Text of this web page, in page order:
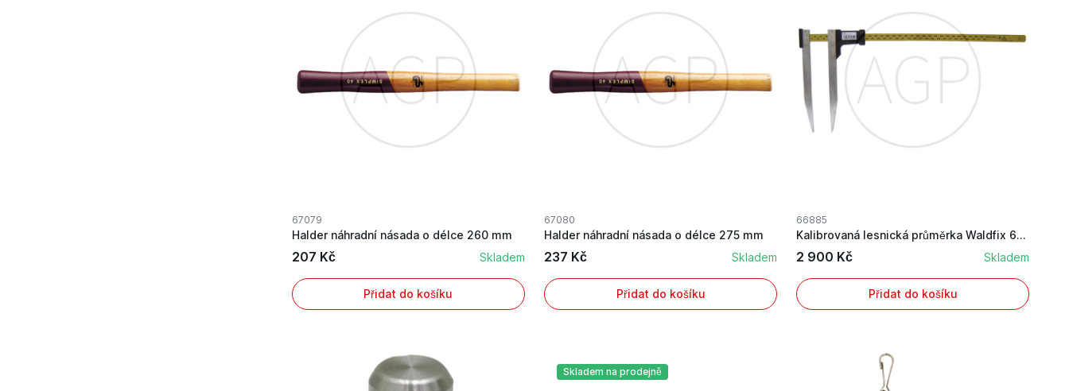
67079
Halder náhradní násada o délce 260 mm
207 Kč Skladem
Přidat do košíku
67080
Halder náhradní násada o délce 275 mm
237 Kč Skladem
Přidat do košíku
66885
Kalibrovaná lesnická průměrka Waldfix 60 cm
2 900 Kč Skladem
Přidat do košíku
Skladem na prodejně